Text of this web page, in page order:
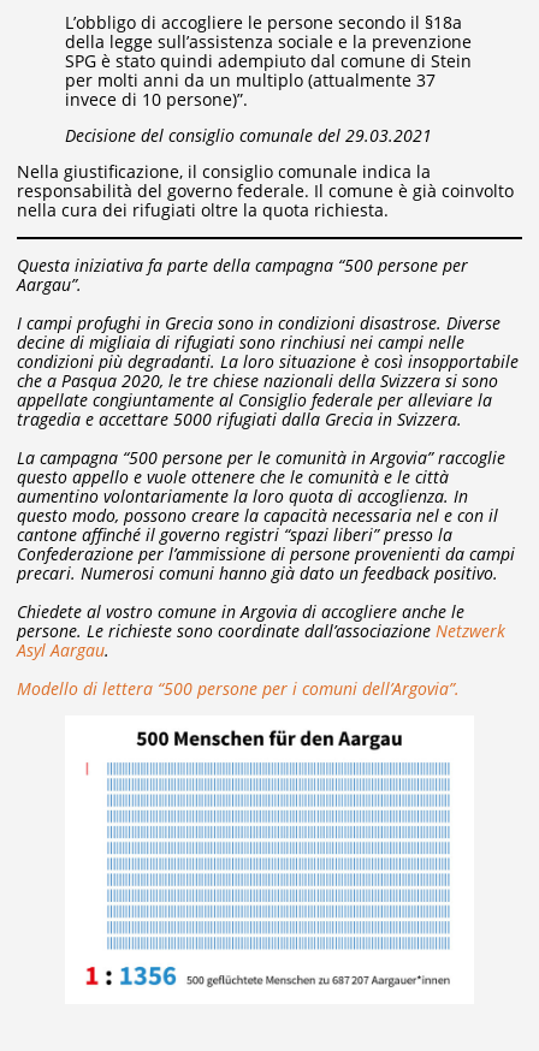
L’obbligo di accogliere le persone secondo il §18a
della legge sull’assistenza sociale e la prevenzione
SPG è stato quindi adempiuto dal comune di Stein
per molti anni da un multiplo (attualmente 37
invece di 10 persone)”.
Decisione del consiglio comunale del 29.03.2021
Nella giustificazione, il consiglio comunale indica la
responsabilità del governo federale. Il comune è già coinvolto
nella cura dei rifugiati oltre la quota richiesta.
Questa iniziativa fa parte della campagna “500 persone per
Aargau”.
I campi profughi in Grecia sono in condizioni disastrose. Diverse
decine di migliaia di rifugiati sono rinchiusi nei campi nelle
condizioni più degradanti. La loro situazione è così insopportabile
che a Pasqua 2020, le tre chiese nazionali della Svizzera si sono
appellate congiuntamente al Consiglio federale per alleviare la
tragedia e accettare 5000 rifugiati dalla Grecia in Svizzera.
La campagna “500 persone per le comunità in Argovia” raccoglie
questo appello e vuole ottenere che le comunità e le città
aumentino volontariamente la loro quota di accoglienza. In
questo modo, possono creare la capacità necessaria nel e con il
cantone affinché il governo registri “spazi liberi” presso la
Confederazione per l’ammissione di persone provenienti da campi
precari. Numerosi comuni hanno già dato un feedback positivo.
Chiedete al vostro comune in Argovia di accogliere anche le
persone. Le richieste sono coordinate dall’associazione Netzwerk
Asyl Aargau.
Modello di lettera “500 persone per i comuni dell’Argovia”.